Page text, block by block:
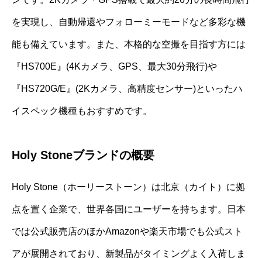
を実現し、自動帰還やフォローミーモードなど多彩な機
能も備えています。また、本格的な空撮を目指す方には
『HS700E』(4Kカメラ、GPS、最大30分飛行)や
『HS720G/E』(2Kカメラ、高精度センサー)といったハ
イスペック機種もおすすめです。
Holy Stoneブランドの概要
Holy Stone（ホーリーストーン）は北京（カイト）に拠
点を置く企業で、世界各国にユーザーを持ちます。日本
では公式販売店のほかAmazonや楽天市場でも公式スト
アが展開されており、新製品がタイミングよく入荷しま